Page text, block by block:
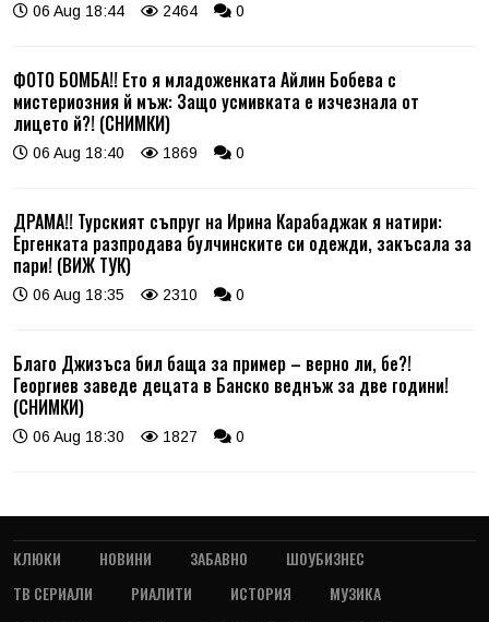
06 Aug 18:44 2464 0
ФОТО БОМБА!! Ето я младоженката Айлин Бобева с
мистериозния й мъж: Защо усмивката е изчезнала от
лицето й?! (СНИМКИ)
06 Aug 18:40 1869 0
ДРАМА!! Турският съпруг на Ирина Карабаджак я натири:
Ергенката разпродава булчинските си одежди, закъсала за
пари! (ВИЖ ТУК)
06 Aug 18:35 2310 0
Благо Джизъса бил баща за пример – верно ли, бе?!
Георгиев заведе децата в Банско веднъж за две години!
(СНИМКИ)
06 Aug 18:30 1827 0
КЛЮКИ НОВИНИ ЗАБАВНО
ШОУБИЗНЕС
ТВ СЕРИАЛИ
РИАЛИТИ ИСТОРИЯ
МУЗИКА